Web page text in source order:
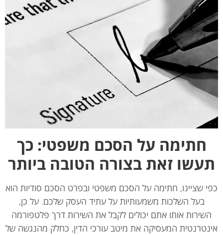
חתימה על הסכם משפטי: כך
זאת בצורה הטובה ביותר
שציינו, חתימה על הסכם משפטי ובפרט הסכם סודיות הוא
בעל השלכות משמעותיות על עתיד העסק שלכם. על כן,
אותו אתם יכולים לקבל את השירות דרך פלטפורמה
המעסיקה את מיטב עורכי הדין, כחלק מהנגשה של